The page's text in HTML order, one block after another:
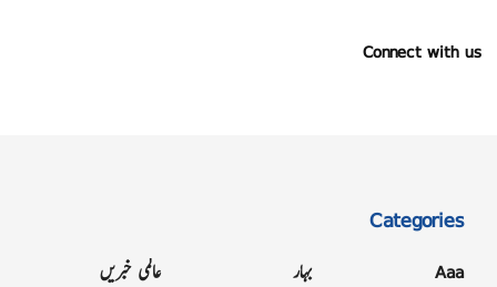
Connect with us
Categories
Aaa
بہار
عالمی خبریں